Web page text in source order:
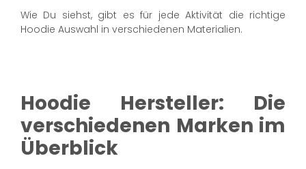
Wie Du siehst, gibt es für jede Aktivität die richtige
Hoodie Auswahl in verschiedenen Materialien.
Hoodie Hersteller: Die
verschiedenen Marken im
Überblick